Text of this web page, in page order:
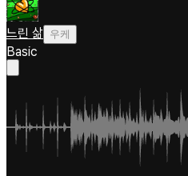
느린 삶 우케
Basic